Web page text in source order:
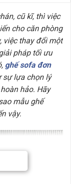
cũ kĩ, thì việc
cho căn phòng
việc thay đổi một
pháp tối ưu
ghế sofa đơn
lựa chọn lý
hảo. Hãy
mẫu ghế
vậy.